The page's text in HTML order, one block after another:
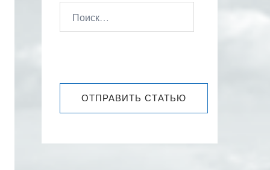
ОТПРАВИТЬ СТАТЬЮ